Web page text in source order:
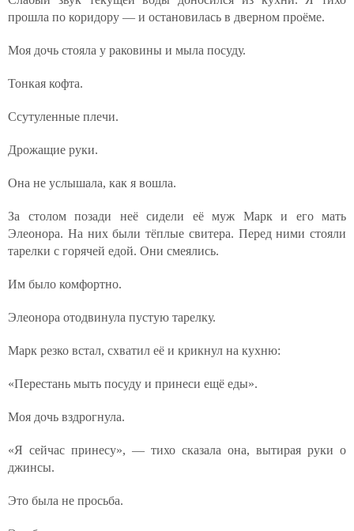
прошла по коридору — и остановилась в дверном проёме.
Моя дочь стояла у раковины и мыла посуду.
Тонкая кофта.
Ссутуленные плечи.
Дрожащие руки.
Она не услышала, как я вошла.
За столом позади неё сидели её муж Марк и его мать
Элеонора. На них были тёплые свитера. Перед ними стояли
тарелки с горячей едой. Они смеялись.
Им было комфортно.
Элеонора отодвинула пустую тарелку.
Марк резко встал, схватил её и крикнул на кухню:
«Перестань мыть посуду и принеси ещё еды».
Моя дочь вздрогнула.
«Я сейчас принесу», — тихо сказала она, вытирая руки о
джинсы.
Это была не просьба.